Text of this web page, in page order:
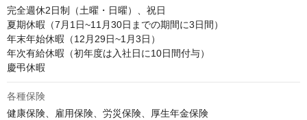
完全週休2日制（土曜・日曜）、祝日
夏期休暇（7月1日~11月30日までの期間に3日間）
年末年始休暇（12月29日~1月3日）
年次有給休暇（初年度は入社日に10日間付与）
慶弔休暇
各種保険
健康保険、雇用保険、労災保険、厚生年金保険